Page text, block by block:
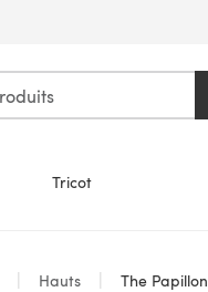
Tricot
Hauts The Papillon